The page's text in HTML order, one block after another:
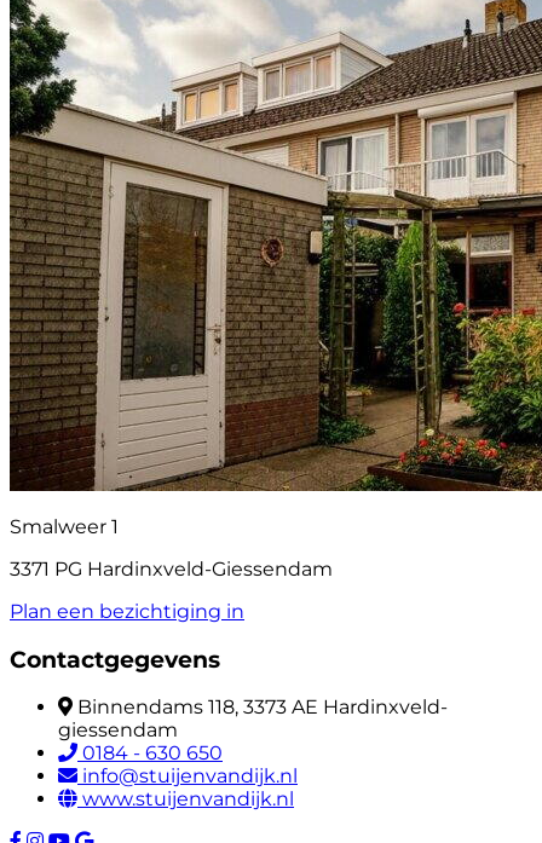
Smalweer 1
3371 PG Hardinxveld-Giessendam
Plan een bezichtiging in
Contactgegevens
Binnendams 118, 3373 AE Hardinxveld-
giessendam
0184 - 630 650
info@stuijenvandijk.nl
www.stuijenvandijk.nl